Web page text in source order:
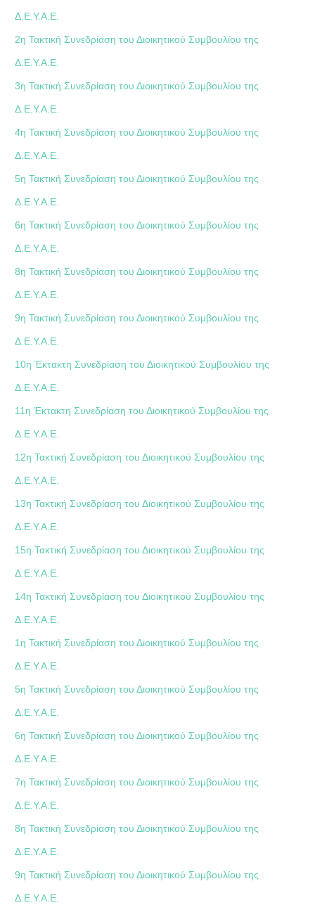
Δ.Ε.Υ.Α.Ε.
2η Τακτική Συνεδρίαση του Διοικητικού Συμβουλίου της
Δ.Ε.Υ.Α.Ε.
3η Τακτική Συνεδρίαση του Διοικητικού Συμβουλίου της
Δ.Ε.Υ.Α.Ε.
4η Τακτική Συνεδρίαση του Διοικητικού Συμβουλίου της
Δ.Ε.Υ.Α.Ε.
5η Τακτική Συνεδρίαση του Διοικητικού Συμβουλίου της
Δ.Ε.Υ.Α.Ε.
6η Τακτική Συνεδρίαση του Διοικητικού Συμβουλίου της
Δ.Ε.Υ.Α.Ε.
8η Τακτική Συνεδρίαση του Διοικητικού Συμβουλίου της
Δ.Ε.Υ.Α.Ε.
9η Τακτική Συνεδρίαση του Διοικητικού Συμβουλίου της
Δ.Ε.Υ.Α.Ε.
10η Έκτακτη Συνεδρίαση του Διοικητικού Συμβουλίου της
Δ.Ε.Υ.Α.Ε.
11η Έκτακτη Συνεδρίαση του Διοικητικού Συμβουλίου της
Δ.Ε.Υ.Α.Ε.
12η Τακτική Συνεδρίαση του Διοικητικού Συμβουλίου της
Δ.Ε.Υ.Α.Ε.
13η Τακτική Συνεδρίαση του Διοικητικού Συμβουλίου της
Δ.Ε.Υ.Α.Ε.
15η Τακτική Συνεδρίαση του Διοικητικού Συμβουλίου της
Δ.Ε.Υ.Α.Ε.
14η Τακτική Συνεδρίαση του Διοικητικού Συμβουλίου της
Δ.Ε.Υ.Α.Ε.
1η Τακτική Συνεδρίαση του Διοικητικού Συμβουλίου της
Δ.Ε.Υ.Α.Ε.
5η Τακτική Συνεδρίαση του Διοικητικού Συμβουλίου της
Δ.Ε.Υ.Α.Ε.
6η Τακτική Συνεδρίαση του Διοικητικού Συμβουλίου της
Δ.Ε.Υ.Α.Ε.
7η Τακτική Συνεδρίαση του Διοικητικού Συμβουλίου της
Δ.Ε.Υ.Α.Ε.
8η Τακτική Συνεδρίαση του Διοικητικού Συμβουλίου της
Δ.Ε.Υ.Α.Ε.
9η Τακτική Συνεδρίαση του Διοικητικού Συμβουλίου της
Δ.Ε.Υ.Α.Ε.